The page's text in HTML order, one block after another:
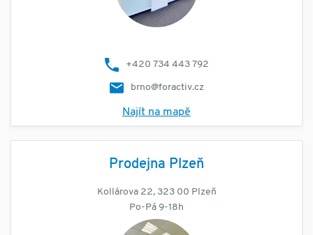
+420 734 443 792
brno@foractiv.cz
Najít na mapě
Prodejna Plzeň
Kollárova 22, 323 00 Plzeň
Po-Pá 9-18h